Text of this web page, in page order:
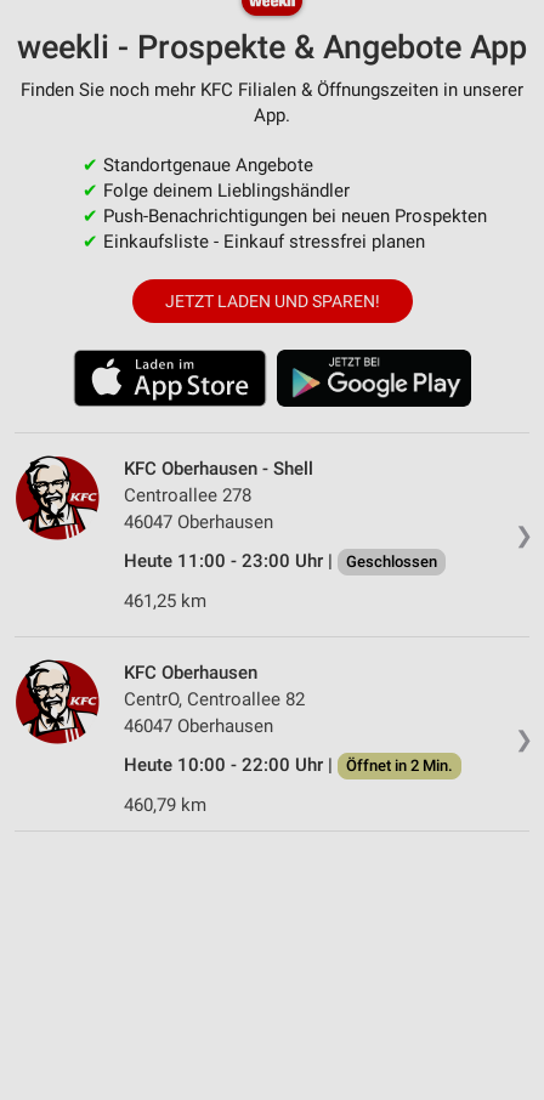
weekli - Prospekte & Angebote App
Finden Sie noch mehr KFC Filialen & Öffnungszeiten in unserer
App.
✔ Standortgenaue Angebote
✔ Folge deinem Lieblingshändler
✔ Push-Benachrichtigungen bei neuen Prospekten
✔ Einkaufsliste - Einkauf stressfrei planen
JETZT LADEN UND SPAREN!
❯
KFC Oberhausen - Shell
Centroallee 278
46047 Oberhausen
Heute 11:00 - 23:00 Uhr |
Geschlossen
461,25 km
❯
KFC Oberhausen
CentrO, Centroallee 82
46047 Oberhausen
Heute 10:00 - 22:00 Uhr |
Öffnet in 2 Min.
460,79 km